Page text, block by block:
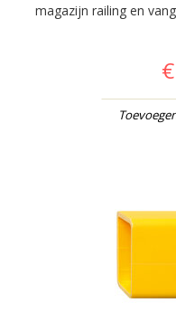
magazijn railing en